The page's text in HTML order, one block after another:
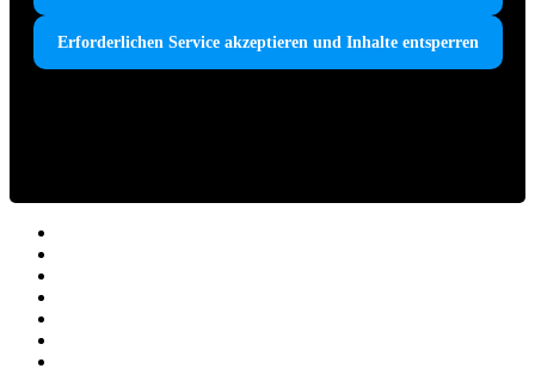
Erforderlichen Service akzeptieren und Inhalte entsperren